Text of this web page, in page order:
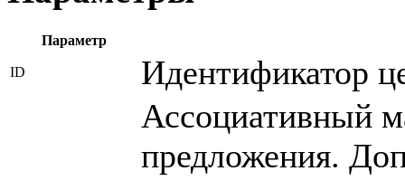
Параметр
ID Идентификатор
Ассоциативный
предложения.